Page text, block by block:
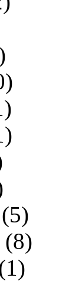
(5)
(8)